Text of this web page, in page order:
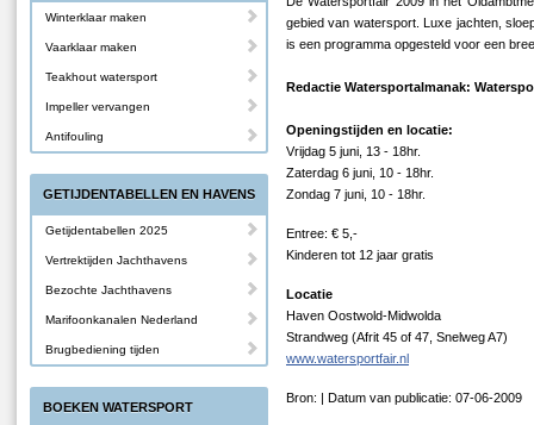
gebied van watersport. Luxe jachten,
is een programma opgesteld voor een
Redactie Watersportalmanak:
Openingstijden en locatie:
Vrijdag 5 juni, 13 - 18hr.
Zaterdag 6 juni, 10 - 18hr.
Zondag 7 juni, 10 - 18hr.
Entree: € 5,-
Kinderen tot 12 jaar gratis
Locatie
Haven Oostwold-Midwolda
Strandweg (Afrit 45 of 47, Snelweg A7)
www.watersportfair.nl
Bron: | Datum van publicatie: 07-06-2009
Winterklaar maken
Vaarklaar maken
Teakhout watersport
Impeller vervangen
Antifouling
GETIJDENTABELLEN EN HAVENS
Getijdentabellen 2025
Vertrektijden Jachthavens
Bezochte Jachthavens
Marifoonkanalen Nederland
Brugbediening tijden
BOEKEN WATERSPORT